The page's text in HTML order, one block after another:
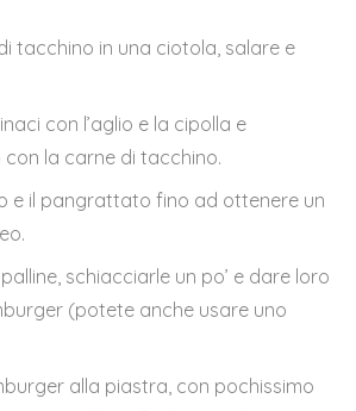
tacchino in una ciotola, salare e
con l’aglio e la cipolla e
la carne di tacchino.
e il pangrattato fino ad ottenere un
schiacciarle un po’ e dare loro
(potete anche usare uno
alla piastra, con pochissimo